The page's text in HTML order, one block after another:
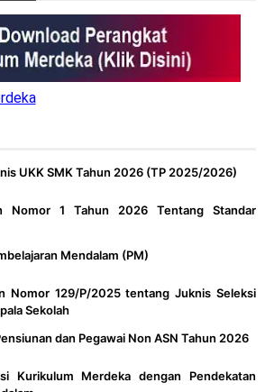
UKK SMK Tahun 2026 (TP 2025/2026)
Nomor 1 Tahun 2026 Tentang Standar
Mendalam (PM)
Nomor 129/P/2025 tentang Juknis Seleksi
Sekolah
dan Pegawai Non ASN Tahun 2026
Kurikulum Merdeka dengan Pendekatan